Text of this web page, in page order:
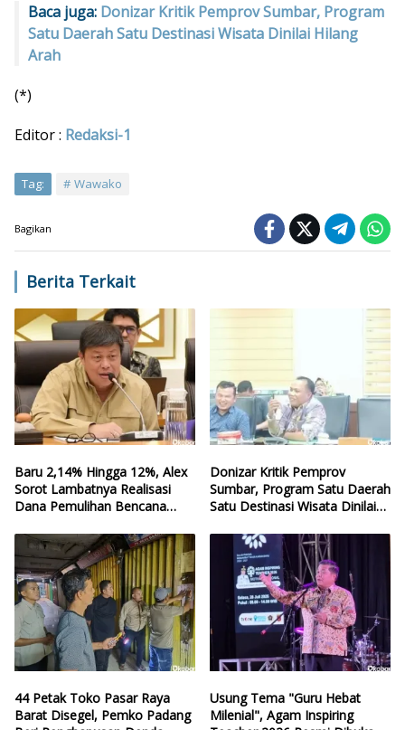
Baca juga: Donizar Kritik Pemprov Sumbar, Program
Satu Daerah Satu Destinasi Wisata Dinilai Hilang
Arah
(*)
Editor : Redaksi-1
Tag: Wawako
Bagikan
Berita Terkait
Baru 2,14% Hingga 12%, Alex
Sorot Lambatnya Realisasi
Dana Pemulihan Bencana
Donizar Kritik Pemprov
Sumbar, Program Satu Daerah
Satu Destinasi Wisata Dinilai
44 Petak Toko Pasar Raya
Barat Disegel, Pemko Padang
Usung Tema "Guru Hebat
Milenial", Agam Inspiring